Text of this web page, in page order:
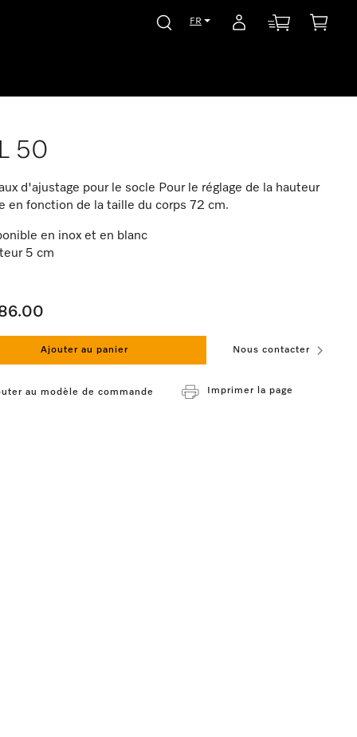
FR
50
d'ajustage pour le socle Pour le réglage de la hauteur
en fonction de la taille du corps 72 cm.
en inox et en blanc
5 cm
Ajouter au panier Nous contacter
au modèle de commande Imprimer la page